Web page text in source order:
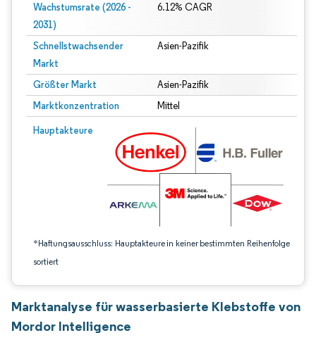
Wachstumsrate (2026 -
2031)
6.12% CAGR
Schnellstwachsender
Markt
Asien-Pazifik
Größter Markt Asien-Pazifik
Marktkonzentration Mittel
Hauptakteure
*Haftungsausschluss: Hauptakteure in keiner bestimmten Reihenfolge
sortiert
Bild © Mordor Intelligence. Wiederverwendung erfordert Namensnennung
Marktanalyse für wasserbasierte Klebstoffe von
Mordor Intelligence